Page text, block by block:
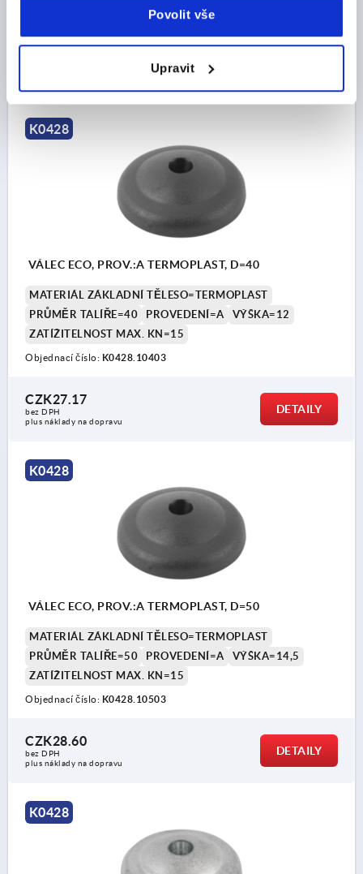
Povolit vše
Upravit
K0428.10303
K0428
VÁLEC ECO, PROV.:A TERMOPLAST, D=40
MATERIÁL ZÁKLADNÍ TĚLESO=TERMOPLAST
PRŮMĚR TALÍŘE=40
PROVEDENÍ=A
VÝŠKA=12
ZATÍŽITELNOST MAX. KN=15
Objednací číslo: K0428.10403
CZK27.17
bez DPH
plus náklady na dopravu
DETAILY
K0428
VÁLEC ECO, PROV.:A TERMOPLAST, D=50
MATERIÁL ZÁKLADNÍ TĚLESO=TERMOPLAST
PRŮMĚR TALÍŘE=50
PROVEDENÍ=A
VÝŠKA=14,5
ZATÍŽITELNOST MAX. KN=15
Objednací číslo: K0428.10503
CZK28.60
bez DPH
plus náklady na dopravu
DETAILY
K0428